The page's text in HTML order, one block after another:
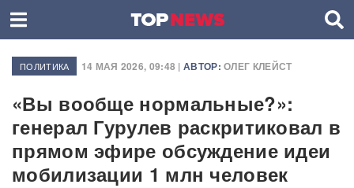
ПОЛИТИКА 14 МАЯ 2026, 09:48 | АВТОР: ОЛЕГ КЛЕЙСТ
«Вы вообще нормальные?»:
генерал Гурулев раскритиковал в
прямом эфире обсуждение идеи
мобилизации 1 млн человек